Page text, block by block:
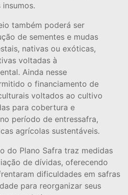
também poderá ser
de sementes e mudas
nativas ou exóticas,
voltadas à
Ainda nesse
o financiamento de
voltados ao cultivo
para cobertura e
período de entressafra,
agrícolas sustentáveis.
do Plano Safra traz medidas
de dívidas, oferecendo
dificuldades em safras
para reorganizar seus